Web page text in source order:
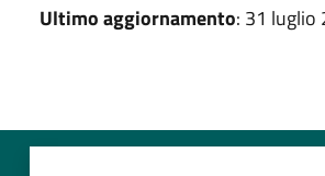
Ultimo aggiornamento: 31 luglio